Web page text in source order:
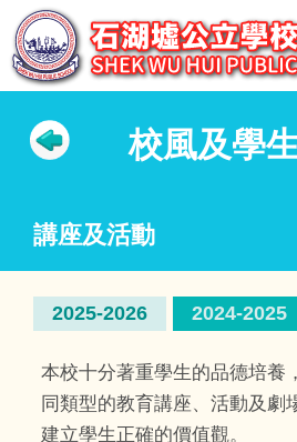
校風及學
講座及活動
2025-2026 2024-2025
本校十分著重學生的品德培養
同類型的教育講座、活動及劇
建立學生正確的價值觀。